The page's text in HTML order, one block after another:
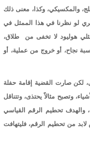
والمكسيكي، وكذا، معنى ذلك
لو نظرنا في هذا الممثل في
هوليود لا تخفى من طلاق،
نجاح، أو خروج من عملية، أو
لكن صارت القضية إقامة حفلة
وتصبح مثالاً يحتذى، وتتناقل
والهدف تحطيم الرقم القياسي
من تحطيم الرقم، فليتهافت